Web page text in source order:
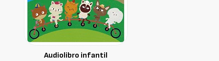
Audiolibro infantil